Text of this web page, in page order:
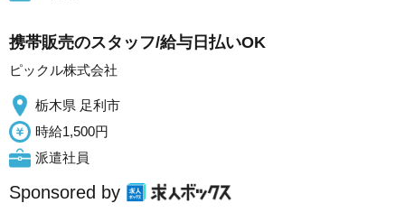
携帯販売のスタッフ/給与日払いOK
ピックル株式会社
栃木県 足利市
時給1,500円
派遣社員
Sponsored by